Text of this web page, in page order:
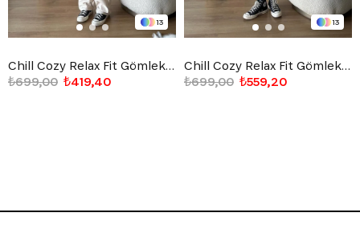
13
Chill Cozy Relax Fit Gömlek Siyah
₺419,40
₺699,00
13
Chill Cozy Relax Fit Gömlek Beyaz
₺559,20
₺699,00